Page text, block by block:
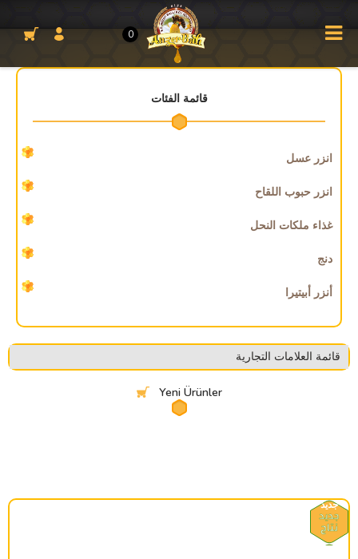
0
قائمة الفئات
انزر عسل
انزر حبوب اللقاح
غذاء ملكات النحل
دنج
أنزر أبيتيرا
قائمة العلامات التجارية
Yeni Ürünler
جديد